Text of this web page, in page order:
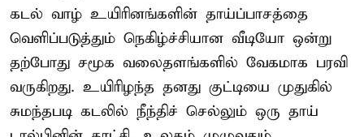
கடல் வாழ் உயிரினங்களின் தாய்ப்பாசத்தை
வெளிப்படுத்தும் நெகிழ்ச்சியான வீடியோ ஒன்று
தற்போது சமூக வலைதளங்களில் வேகமாக பரவி
வருகிறது. உயிரிழந்த தனது குட்டியை முதுகில்
சுமந்தபடி கடலில் நீந்திச் செல்லும் ஒரு தாய்